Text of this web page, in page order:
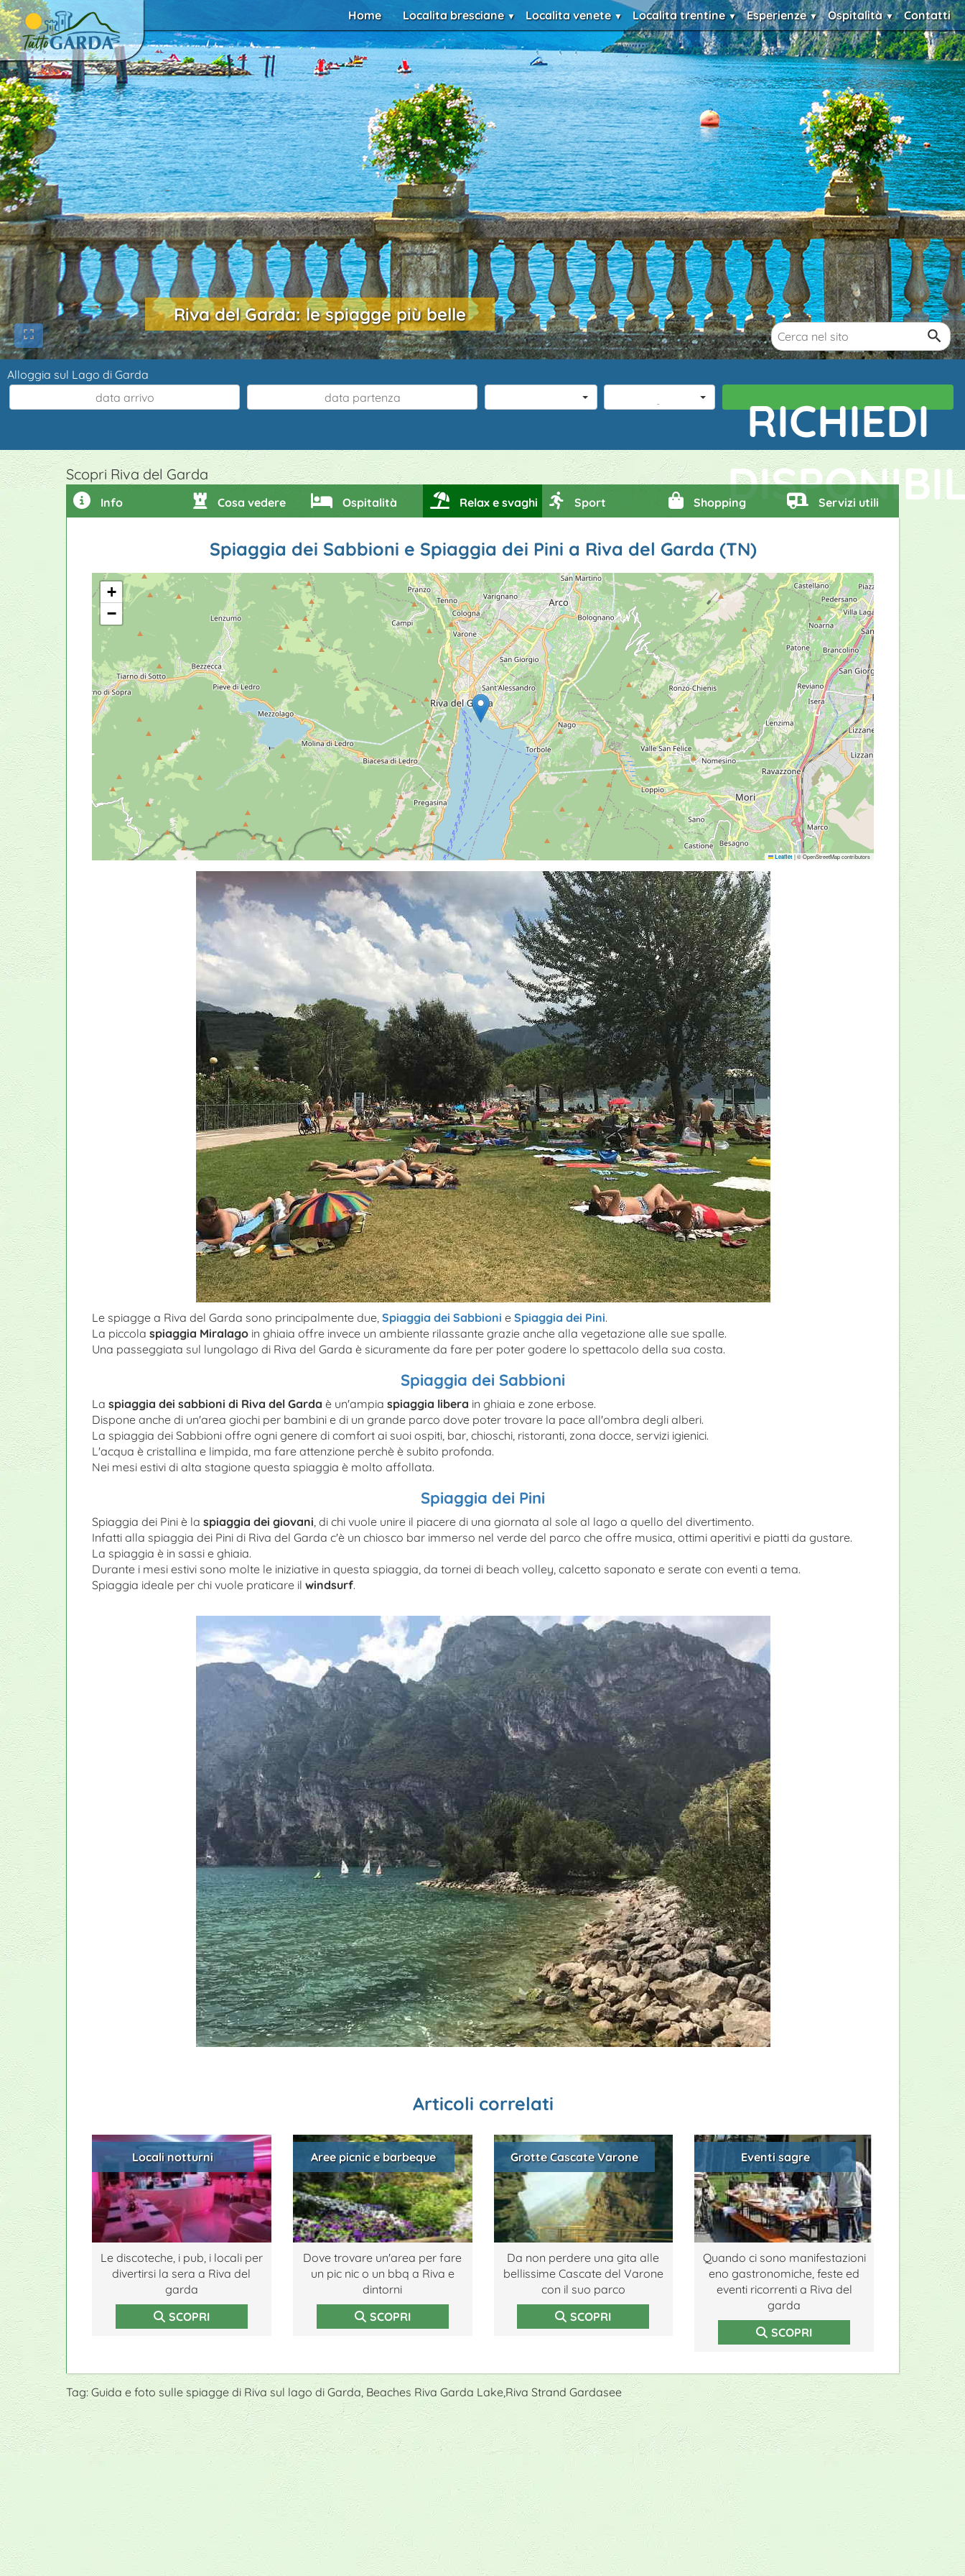
Home Localita bresciane Localita venete Localita trentine Esperienze Ospitalità Contatti
Riva del Garda: le spiagge più belle
Alloggia sul Lago di Garda
2 persone0 bambiniRICHIEDI
Scopri Riva del Garda
Info Cosa vedere Ospitalità Relax e svaghi Sport Shopping Servizi utili
Spiaggia dei Sabbioni e Spiaggia dei Pini a Riva del Garda (TN)
+
−
Leaflet |© OpenStreetMap contributors
Le spiagge a Riva del Garda sono principalmente due, Spiaggia dei Sabbioni e Spiaggia dei Pini.
La piccola spiaggia Miralago in ghiaia offre invece un ambiente rilassante grazie anche alla vegetazione alle sue spalle.
Una passeggiata sul lungolago di Riva del Garda è sicuramente da fare per poter godere lo spettacolo della sua costa.
Spiaggia dei Sabbioni
La spiaggia dei sabbioni di Riva del Garda è un'ampia spiaggia libera in ghiaia e zone erbose.
Dispone anche di un'area giochi per bambini e di un grande parco dove poter trovare la pace all'ombra degli alberi.
La spiaggia dei Sabbioni offre ogni genere di comfort ai suoi ospiti, bar, chioschi, ristoranti, zona docce, servizi igienici.
L'acqua è cristallina e limpida, ma fare attenzione perchè è subito profonda.
Nei mesi estivi di alta stagione questa spiaggia è molto affollata.
Spiaggia dei Pini
Spiaggia dei Pini è la spiaggia dei giovani, di chi vuole unire il piacere di una giornata al sole al lago a quello del divertimento.
Infatti alla spiaggia dei Pini di Riva del Garda c'è un chiosco bar immerso nel verde del parco che offre musica, ottimi aperitivi e piatti da gustare.
La spiaggia è in sassi e ghiaia.
Durante i mesi estivi sono molte le iniziative in questa spiaggia, da tornei di beach volley, calcetto saponato e serate con eventi a tema.
Spiaggia ideale per chi vuole praticare il windsurf.
Articoli correlati
Locali notturni
Le discoteche, i pub, i locali per
divertirsi la sera a Riva del
garda
SCOPRI
Aree picnic e barbeque
Dove trovare un'area per fare
un pic nic o un bbq a Riva e
dintorni
SCOPRI
Grotte Cascate Varone
Da non perdere una gita alle
bellissime Cascate del Varone
con il suo parco
SCOPRI
Eventi sagre
Quando ci sono manifestazioni
eno gastronomiche, feste ed
eventi ricorrenti a Riva del
garda
SCOPRI
Tag: Guida e foto sulle spiagge di Riva sul lago di Garda, Beaches Riva Garda Lake,Riva Strand Gardasee